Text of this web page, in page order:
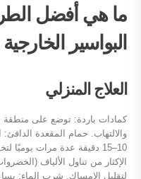
ما هي أفضل
البواسير
العلاج المنزلي
كمادات باردة: توضع على منطقة
والالتهاب. حمام المقعدة
10–15 دقيقة عدة مرات يوميًا
الإكثار من تناول الألياف
لتقليل الإمساك. شرب الماء: